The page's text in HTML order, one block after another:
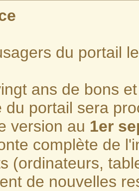
du portail
ans de bons
du portail sera
version au 1er
complète de
(ordinateurs,
de nouvelles